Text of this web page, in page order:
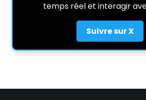
temps réel et interagir
Suivre sur X